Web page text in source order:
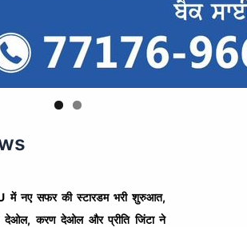
में नए सफर की स्टारडम भरी शुरुआत,
देओल, करण देओल और प्रीति जिंटा ने